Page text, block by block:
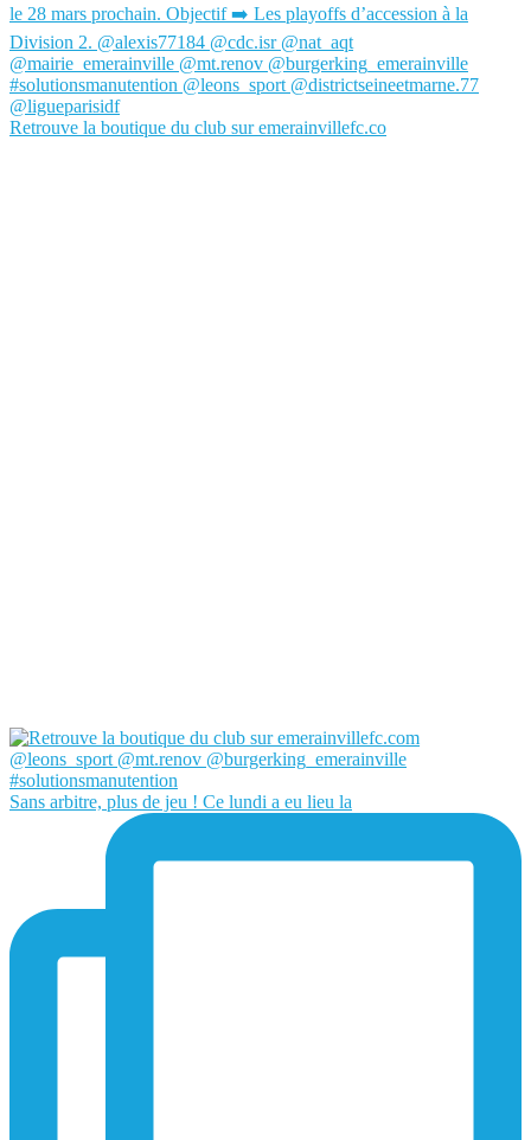
Retrouve la boutique du club sur emerainvillefc.co
Sans arbitre, plus de jeu ! Ce lundi a eu lieu la